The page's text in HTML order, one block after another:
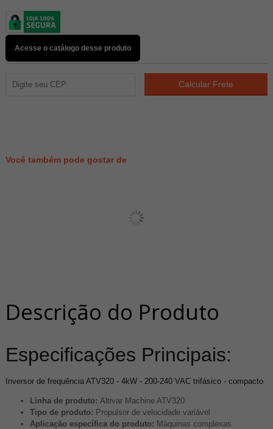
Acesse o catálogo desse produto
Você também pode gostar de
Descrição do Produto
Especificações Principais:
Inversor de frequência ATV320 - 4kW - 200-240 VAC trifásico - compacto
Linha de produto: Altivar Machine ATV320
Tipo de produto: Propulsor de velocidade variável
Aplicação específica do produto: Máquinas complexas